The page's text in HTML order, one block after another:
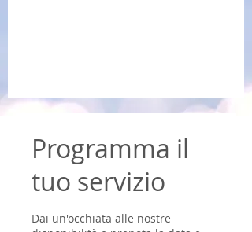
Programma il
tuo servizio
Dai un'occhiata alle nostre